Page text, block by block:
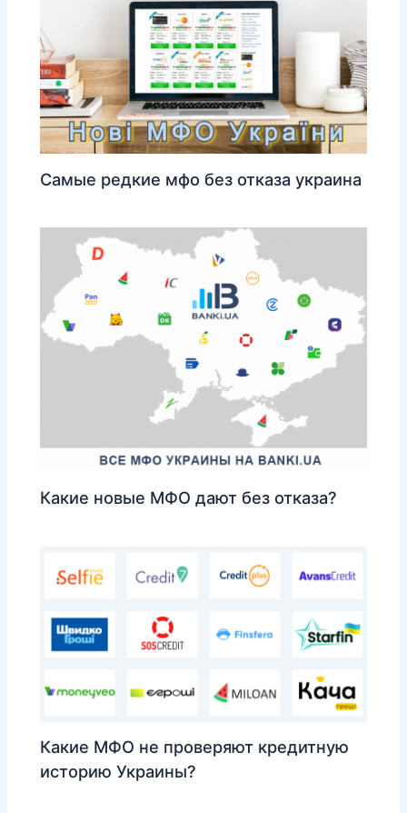
Самые редкие мфо без отказа украина
Какие новые МФО дают без отказа?
Какие МФО не проверяют кредитную
историю Украины?